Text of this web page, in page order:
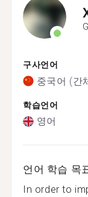
구사언어
중국어 (간
학습언어
영어
언어 학습 목
In order to